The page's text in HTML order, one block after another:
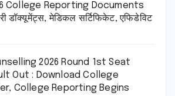
College Reporting Documents
डॉक्यूमेंट्स, मेडिकल सर्टिफिकेट, एफिडेविट
2026 Round 1st Seat
Out : Download College
College Reporting Begins